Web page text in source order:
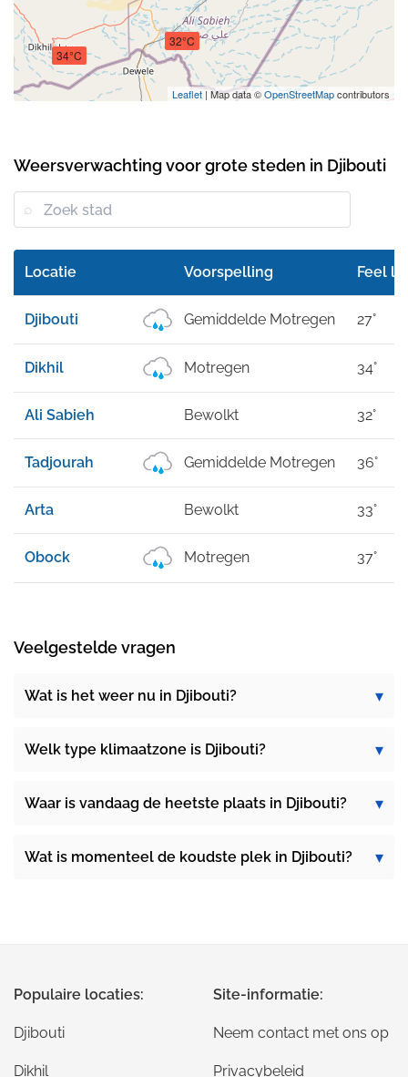
34°C
32°C
Leaflet | Map data ©OpenStreetMapcontributors
Weersverwachting voor grote steden in Djibouti
Locatie Voorspelling Feel
Djibouti Gemiddelde Motregen 27°
Dikhil Motregen 34°
Ali Sabieh Bewolkt 32°
Tadjourah Gemiddelde Motregen 36°
Arta Bewolkt 33°
Obock Motregen 37°
Veelgestelde vragen
Wat is het weer nu in Djibouti?
Welk type klimaatzone is Djibouti?
Waar is vandaag de heetste plaats in Djibouti?
Wat is momenteel de koudste plek in Djibouti?
Populaire locaties:
Djibouti
Dikhil
Site-informatie:
Neem contact met ons op
Privacybeleid